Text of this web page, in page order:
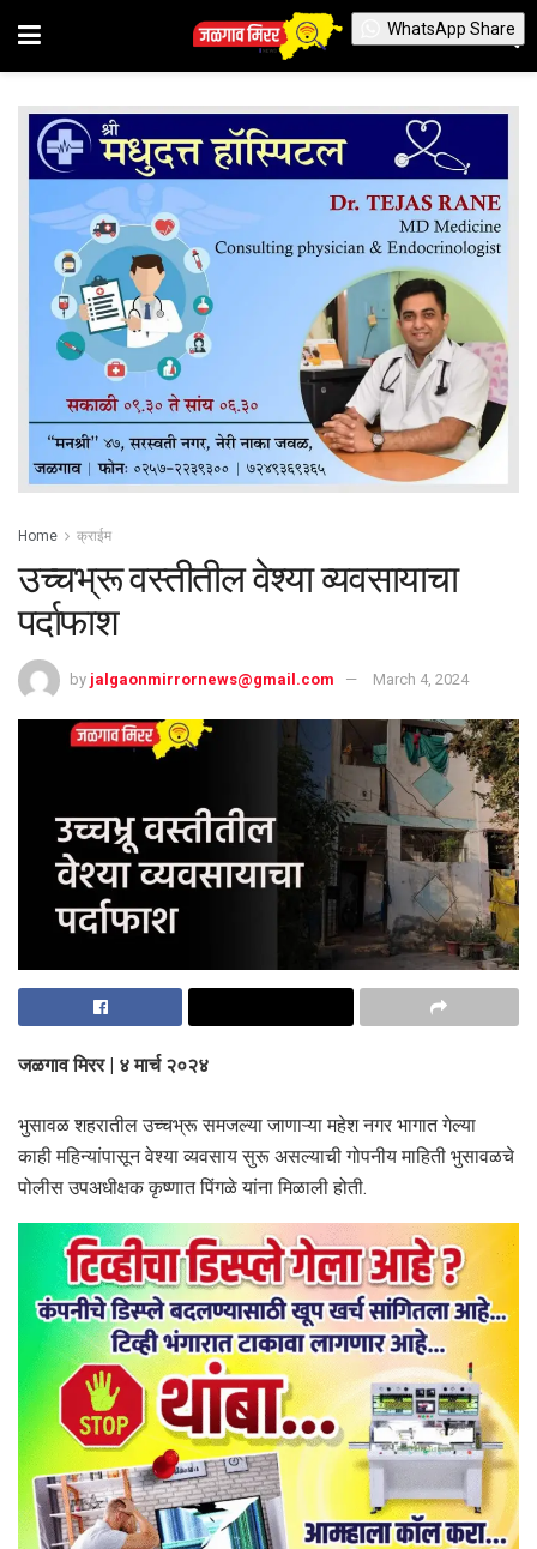
Home क्राईम
उच्चभ्रू वस्तीतील वेश्या व्यवसायाचा
पर्दाफाश
by jalgaonmirrornews@gmail.com March 4, 2024
जळगाव मिरर | ४ मार्च २०२४
भुसावळ शहरातील उच्चभ्रू समजल्या जाणाऱ्या महेश नगर भागात गेल्या
काही महिन्यांपासून वेश्या व्यवसाय सुरू असल्याची गोपनीय माहिती भुसावळचे
पोलीस उपअधीक्षक कृष्णात पिंगळे यांना मिळाली होती.
WhatsApp Share